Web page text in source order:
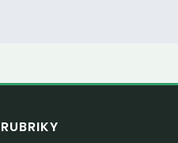
RUBRIKY